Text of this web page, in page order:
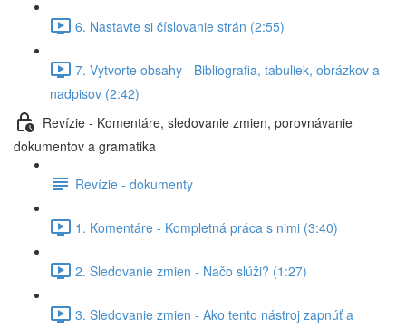
6. Nastavte si číslovanie strán (2:55)
7. Vytvorte obsahy - Bibliografia, tabuliek, obrázkov a
nadpisov (2:42)
Revízie - Komentáre, sledovanie zmien, porovnávanie
dokumentov a gramatika
Revízie - dokumenty
1. Komentáre - Kompletná práca s nimi (3:40)
2. Sledovanie zmien - Načo slúži? (1:27)
3. Sledovanie zmien - Ako tento nástroj zapnúť a